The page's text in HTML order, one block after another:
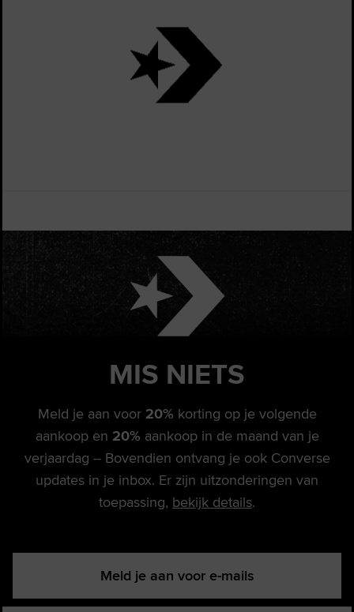
MIS NIETS
Meld je aan voor 20% korting op je volgende
aankoop en 20% aankoop in de maand van je
verjaardag -- Bovendien ontvang je ook Converse
updates in je inbox. Er zijn uitzonderingen van
toepassing, bekijk details.
Meld je aan voor e-mails